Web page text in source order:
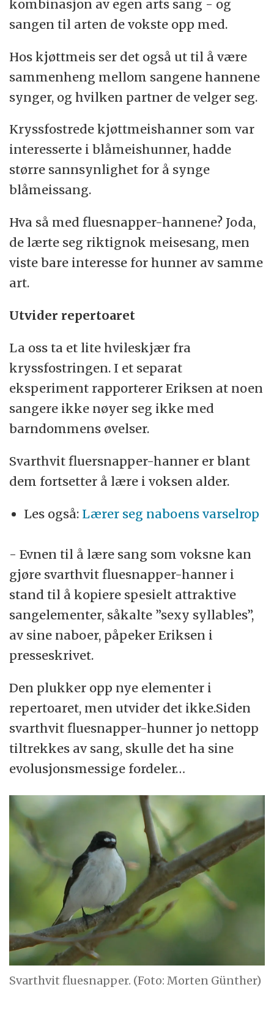
kombinasjon av egen arts sang - og
sangen til arten de vokste opp med.
Hos kjøttmeis ser det også ut til å være
sammenheng mellom sangene hannene
synger, og hvilken partner de velger seg.
Kryssfostrede kjøttmeishanner som var
interesserte i blåmeishunner, hadde
større sannsynlighet for å synge
blåmeissang.
Hva så med fluesnapper-hannene? Joda,
de lærte seg riktignok meisesang, men
viste bare interesse for hunner av samme
art.
Utvider repertoaret
La oss ta et lite hvileskjær fra
kryssfostringen. I et separat
eksperiment rapporterer Eriksen at noen
sangere ikke nøyer seg ikke med
barndommens øvelser.
Svarthvit fluersnapper-hanner er blant
dem fortsetter å lære i voksen alder.
Les også: Lærer seg naboens varselrop
- Evnen til å lære sang som voksne kan
gjøre svarthvit fluesnapper-hanner i
stand til å kopiere spesielt attraktive
sangelementer, såkalte ”sexy syllables”,
av sine naboer, påpeker Eriksen i
presseskrivet.
Den plukker opp nye elementer i
repertoaret, men utvider det ikke.Siden
svarthvit fluesnapper-hunner jo nettopp
tiltrekkes av sang, skulle det ha sine
evolusjonsmessige fordeler…
Svarthvit fluesnapper. (Foto: Morten Günther)